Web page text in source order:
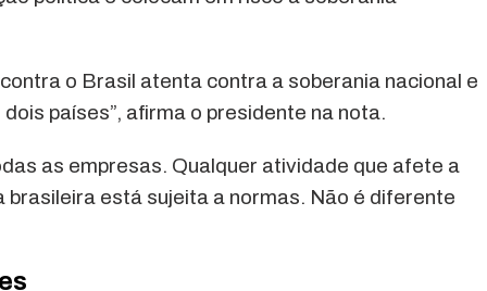
o Brasil atenta contra a soberania nacional e
países”, afirma o presidente na nota.
as empresas. Qualquer atividade que afete a
brasileira está sujeita a normas. Não é diferente